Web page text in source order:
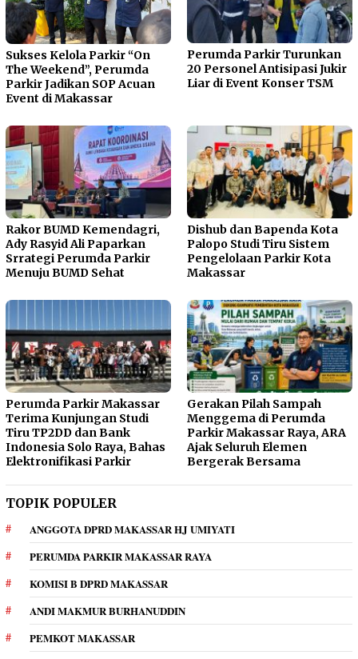
Sukses Kelola Parkir “On
The Weekend”, Perumda
Parkir Jadikan SOP Acuan
Event di Makassar
Perumda Parkir Turunkan
20 Personel Antisipasi Jukir
Liar di Event Konser TSM
Rakor BUMD Kemendagri,
Ady Rasyid Ali Paparkan
Srrategi Perumda Parkir
Menuju BUMD Sehat
Dishub dan Bapenda Kota
Palopo Studi Tiru Sistem
Pengelolaan Parkir Kota
Makassar
Perumda Parkir Makassar
Terima Kunjungan Studi
Tiru TP2DD dan Bank
Indonesia Solo Raya, Bahas
Elektronifikasi Parkir
Gerakan Pilah Sampah
Menggema di Perumda
Parkir Makassar Raya, ARA
Ajak Seluruh Elemen
Bergerak Bersama
TOPIK POPULER
ANGGOTA DPRD MAKASSAR HJ UMIYATI
PERUMDA PARKIR MAKASSAR RAYA
KOMISI B DPRD MAKASSAR
ANDI MAKMUR BURHANUDDIN
PEMKOT MAKASSAR